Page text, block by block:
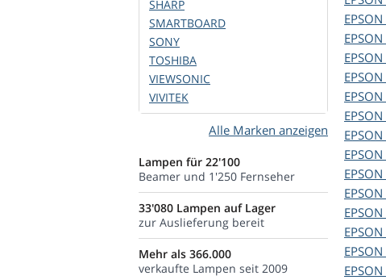
EPSON
EPSON
EPSON
EPSON
EPSON
EPSON
EPSON
EPSON
EPSON
EPSON
EPSON
EPSON
EPSON
EPSON
SHARP
SMARTBOARD
SONY
TOSHIBA
VIEWSONIC
VIVITEK
Alle Marken anzeigen
Lampen für 22'100
Beamer und 1'250 Fernseher
33'080 Lampen auf Lager
zur Auslieferung bereit
Mehr als 366.000
verkaufte Lampen seit 2009